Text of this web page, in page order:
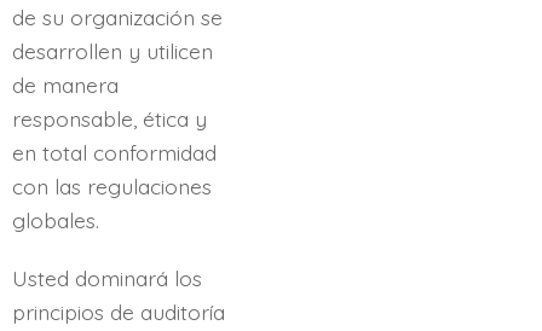
de su organización se
desarrollen y utilicen
de manera
responsable, ética y
en total conformidad
con las regulaciones
globales.
Usted dominará los
principios de auditoría